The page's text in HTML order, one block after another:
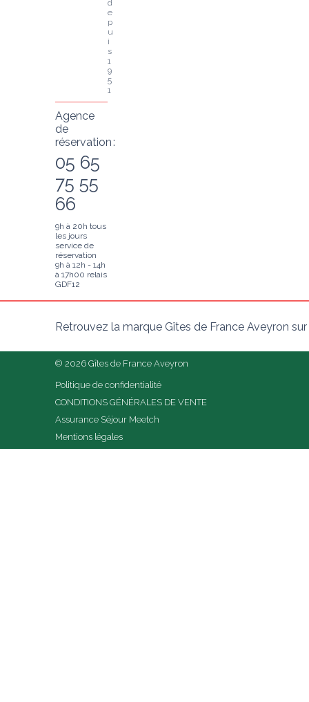
d
e
p
u
i
s
1
9
5
1
Agence
de
réservation :
05 65
75 55
66
9h à 20h tous
les jours
service de
réservation
9h à 12h - 14h
à 17h00 relais
GDF12
Retrouvez la marque Gîtes de France Aveyron
© 2026 Gîtes de France Aveyron
Politique de confidentialité
CONDITIONS GÉNÉRALES DE VENTE
Assurance Séjour Meetch
Mentions légales